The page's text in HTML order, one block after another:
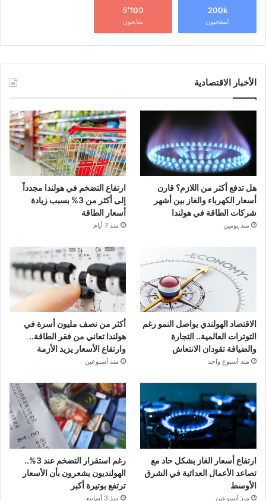
200k
المعجبون
5٬100
متابعون
الأخبار الاقتصادية
هل تدفع أكثر من اللازم؟ قارن
أسعار الكهرباء والغاز بين أشهر
شركات الطاقة في هولندا
منذ يومين
ارتفاع التضخم في هولندا مجدداً
إلى أكثر من 3% بسبب زيادة
أسعار الطاقة
منذ 7 أيام
الاقتصاد الهولندي يواصل النمو رغم
التوترات العالمية.. التجارة
والضيافة تقودان الانتعاش
منذ أسبوع واحد
أكثر من نصف مليون أسرة في
هولندا تعاني من فقر الطاقة..
وارتفاع الأسعار يزيد الأزمة
منذ أسبوعين
ارتفاع أسعار الغاز بشكل حاد مع
تصاعد الأعمال العدائية في الشرق
الأوسط
منذ أسبوعين
رغم استقرار التضخم عند 3%..
الهولنديون يشعرون بأن الأسعار
ترتفع بوتيرة أكبر
منذ 3 أسابيع